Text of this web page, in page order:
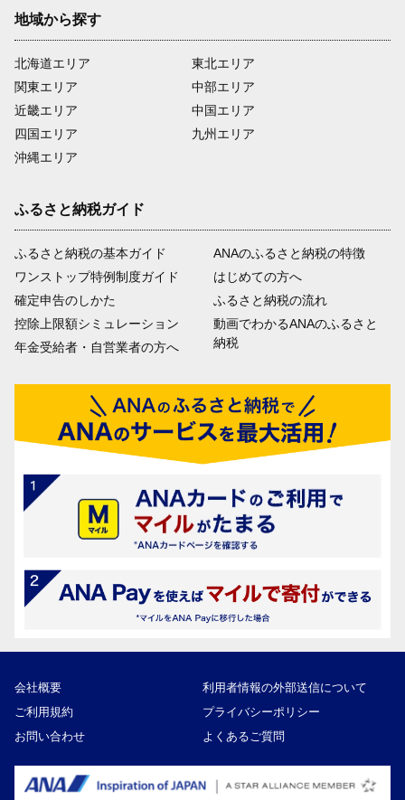
地域から探す
北海道エリア
関東エリア
近畿エリア
四国エリア
沖縄エリア
東北エリア
中部エリア
中国エリア
九州エリア
ふるさと納税ガイド
ふるさと納税の基本ガイド
ワンストップ特例制度ガイド
確定申告のしかた
控除上限額シミュレーション
年金受給者・自営業者の方へ
ANAのふるさと納税の特徴
はじめての方へ
ふるさと納税の流れ
動画でわかるANAのふるさと
納税
会社概要
利用者情報の外部送信について
ご利用規約
プライバシーポリシー
お問い合わせ
よくあるご質問